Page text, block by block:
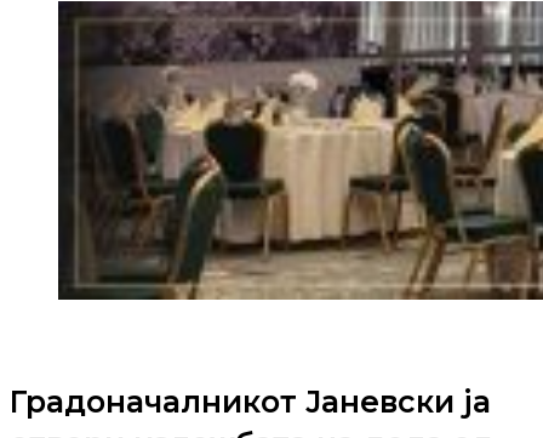
Градоначалникот Јаневски ја